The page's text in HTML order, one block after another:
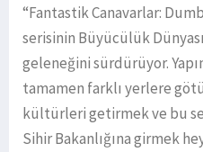
“Fantastik Canavarlar:
serisinin Büyücülük
geleneğini sürdürüyor.
tamamen farklı yerlere
kültürleri getirmek ve bu
Sihir Bakanlığına girmek